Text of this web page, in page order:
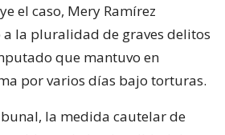
el caso, Mery Ramírez
a la pluralidad de graves delitos
que mantuvo en
por varios días bajo torturas.
la medida cautelar de